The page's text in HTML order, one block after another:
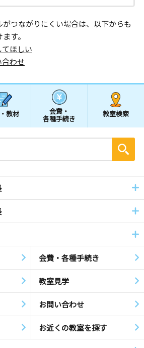
つながりにくい場合は、以下からも
す。
ほしい
わせ
教材 会費・
各種手続き
教室検索
会費・各種手続き
教室見学
お問い合わせ
お近くの教室を探す